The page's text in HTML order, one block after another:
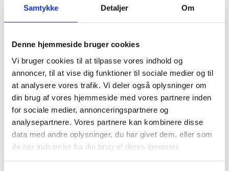
Samtykke Detaljer Om
Denne hjemmeside bruger cookies
Vi bruger cookies til at tilpasse vores indhold og
annoncer, til at vise dig funktioner til sociale medier og til
at analysere vores trafik. Vi deler også oplysninger om
din brug af vores hjemmeside med vores partnere inden
for sociale medier, annonceringspartnere og
analysepartnere. Vores partnere kan kombinere disse
data med andre oplysninger, du har givet dem, eller som
de har indsamlet fra din brug af deres tjenester.
føles som ægte træ
OPBYGNING
3 lags opbygning med et underlag af
komfort. Mellem laget består af et
AquaReject som gør planken
modstandsdygtigt overfor vand.
Toplaget er en SilentSense overflade i
trælook som er dejlig blød og varm.
Montering
5G Klik – Fastmonteret underlag på
bagside – Nemt kliksystem
Garanti